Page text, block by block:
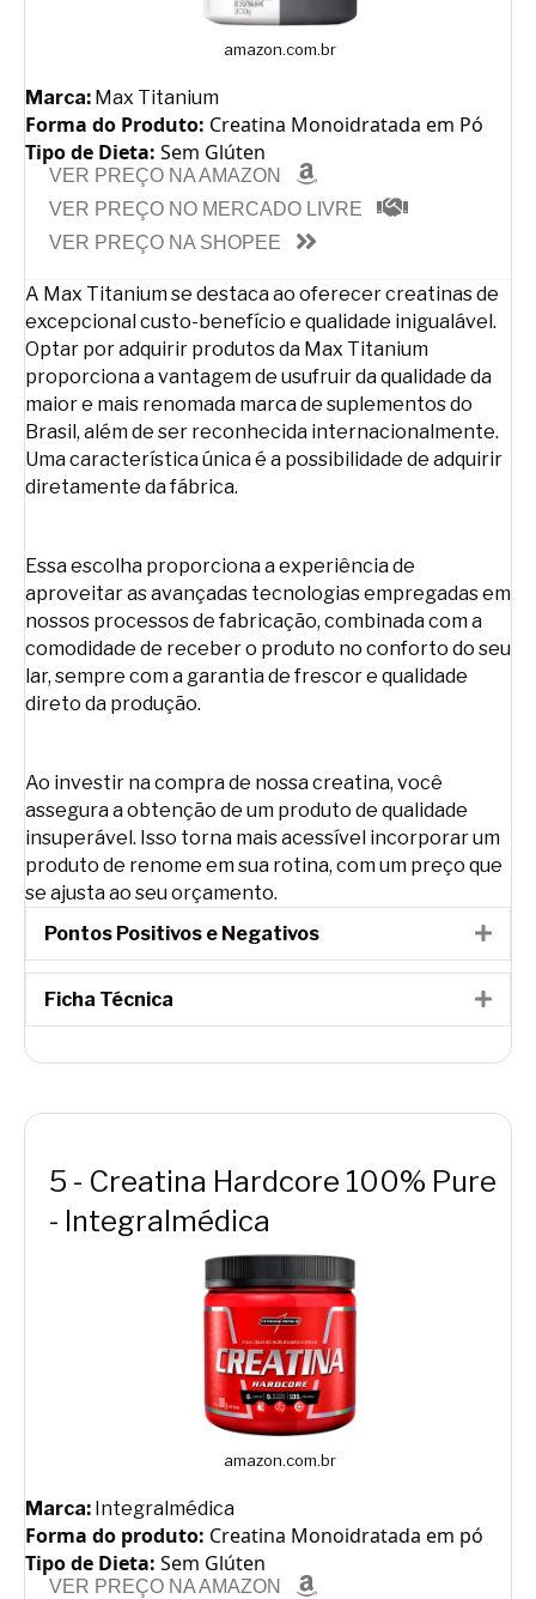
amazon.com.br
Marca: Max Titanium
Forma do Produto: Creatina Monoidratada em Pó
Tipo de Dieta: Sem Glúten
VER PREÇO NA AMAZON
VER PREÇO NO MERCADO LIVRE
VER PREÇO NA SHOPEE
A Max Titanium se destaca ao oferecer creatinas de
excepcional custo-benefício e qualidade inigualável.
Optar por adquirir produtos da Max Titanium
proporciona a vantagem de usufruir da qualidade da
maior e mais renomada marca de suplementos do
Brasil, além de ser reconhecida internacionalmente.
Uma característica única é a possibilidade de adquirir
diretamente da fábrica.
Essa escolha proporciona a experiência de
aproveitar as avançadas tecnologias empregadas em
nossos processos de fabricação, combinada com a
comodidade de receber o produto no conforto do seu
lar, sempre com a garantia de frescor e qualidade
direto da produção.
Ao investir na compra de nossa creatina, você
assegura a obtenção de um produto de qualidade
insuperável. Isso torna mais acessível incorporar um
produto de renome em sua rotina, com um preço que
se ajusta ao seu orçamento.
Pontos Positivos e Negativos
Ficha Técnica
5 - Creatina Hardcore 100% Pure
- Integralmédica
amazon.com.br
Marca: Integralmédica
Forma do produto: Creatina Monoidratada em pó
Tipo de Dieta: Sem Glúten
VER PREÇO NA AMAZON